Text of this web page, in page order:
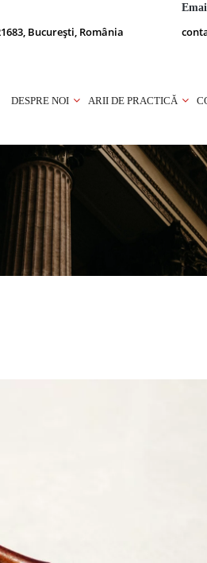
București, România
DESPRE NOI ARII DE PRACTICĂ